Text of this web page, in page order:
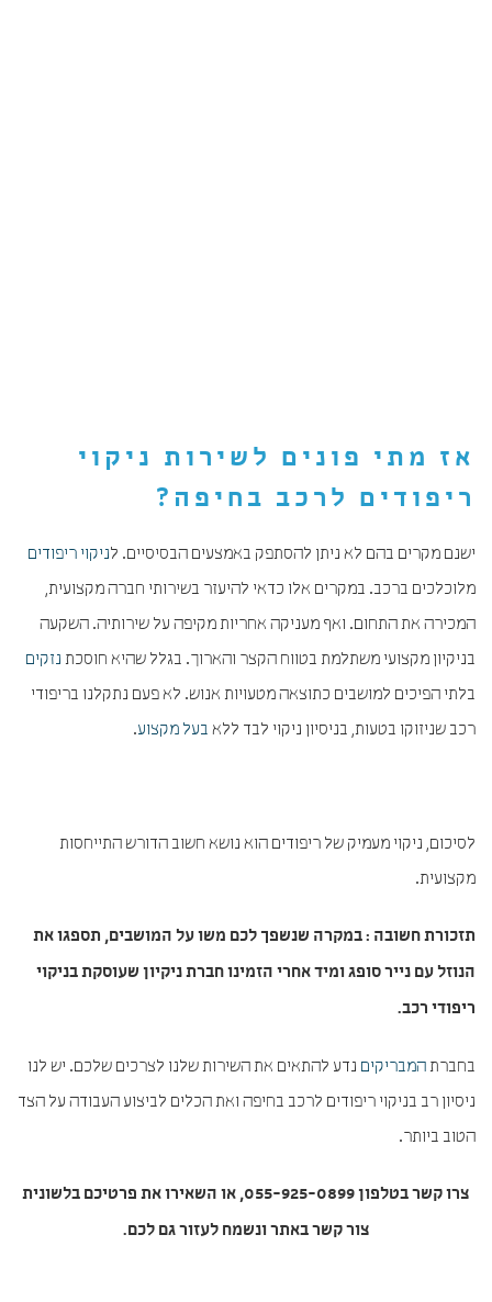
אז מתי פונים לשירות ניקוי
ריפודים לרכב בחיפה ?
ישנם מקרים בהם לא ניתן להסתפק באמצעים הבסיסיים. לניקוי ריפודים
מלוכלכים ברכב. במקרים אלו כדאי להיעזר בשירותי חברה מקצועית,
המכירה את התחום. ואף מעניקה אחריות מקיפה על שירותיה. השקעה
בניקיון מקצועי משתלמת בטווח הקצר והארוך. בגלל שהיא חוסכת נזקים
בלתי הפיכים למושבים כתוצאה מטעויות אנוש. לא פעם נתקלנו בריפודי
רכב שניזוקו בטעות, בניסיון ניקוי לבד ללא בעל מקצוע.
לסיכום, ניקוי מעמיק של ריפודים הוא נושא חשוב הדורש התייחסות
מקצועית.
תזכורת חשובה : במקרה שנשפך לכם משו על המושבים, תספגו את
הנוזל עם נייר סופג ומיד אחרי הזמינו חברת ניקיון שעוסקת בניקוי
ריפודי רכב.
בחברתהמבריקים נדע להתאים את השירות שלנו לצרכים שלכם. יש לנו
ניסיון רב בניקוי ריפודים לרכב בחיפה ואת הכלים לביצוע העבודה על הצד
הטוב ביותר.
צרו קשר בטלפון 055-925-0899, או השאירו את פרטיכם בלשונית
צור קשר באתר ונשמח לעזור גם לכם.